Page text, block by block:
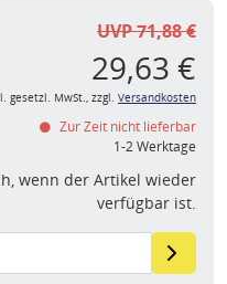
UVP 71,88 €
29,63 €
gesetzl. MwSt., zzgl. Versandkosten
Zur Zeit nicht lieferbar
1-2 Werktage
wenn der Artikel wieder
verfügbar ist.